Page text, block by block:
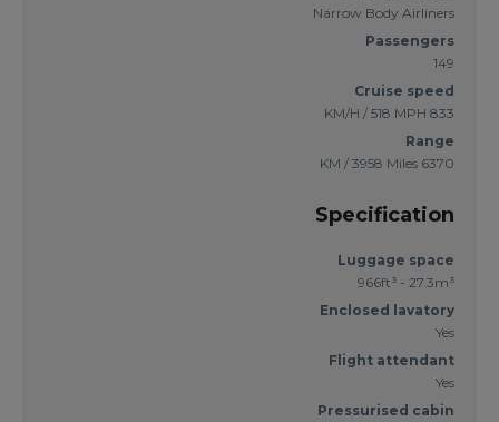
Narrow Body Airliners
Passengers
149
Cruise speed
833 KM/H / 518 MPH
Range
6370 KM / 3958 Miles
Specification
Luggage space
966ft³ - 27.3m³
Enclosed lavatory
Yes
Flight attendant
Yes
Pressurised cabin